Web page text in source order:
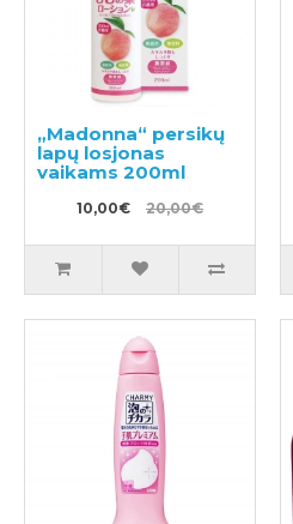
„Madonna“ persikų
lapų losjonas
vaikams 200ml
10,00€ 20,00€